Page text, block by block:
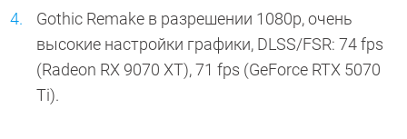
Gothic Remake в разрешении 1080p, очень
высокие настройки графики, DLSS/FSR: 74 fps
(Radeon RX 9070 XT), 71 fps (GeForce RTX 5070
Ti).